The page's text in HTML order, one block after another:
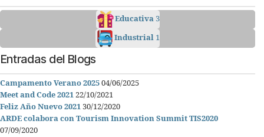
Educativa3
Industrial 1
Entradas del Blogs
Campamento Verano 202504/06/2025
Meet and Code 202122/10/2021
Feliz Año Nuevo 202130/12/2020
ARDE colabora con Tourism Innovation Summit TIS2020
07/09/2020